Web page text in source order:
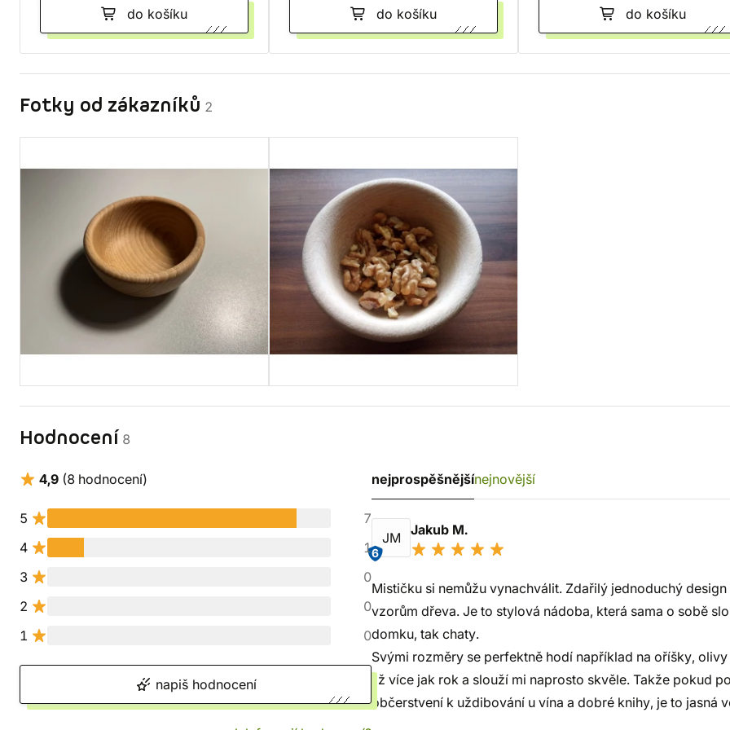
do košíku do košíku do košíku
Fotky od zákazníků 2
Hodnocení 8
4,9 (8 hodnocení)
5
7
4
1
3
0
2
0
1
0
napiš hodnocení
nejprospěšnějšínejnovější
JM
6
Jakub M.
Mističku si nemůžu vynachválit. Zdařilý jednoduchý
vzorům dřeva. Je to stylová nádoba, která sama o sobě
domku, tak chaty.
Svými rozměry se perfektně hodí například na oříšky,
již více jak rok a slouží mi naprosto skvěle. Takže pokud
občerstvení k uždibování u vína a dobré knihy, je to jasná